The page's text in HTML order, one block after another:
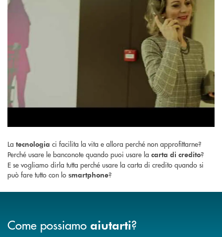
La tecnologia ci facilita la vita e allora perché non approfittarne?
Perché usare le banconote quando puoi usare la carta di credito?
E se vogliamo dirla tutta perché usare la carta di credito quando si
può fare tutto con lo smartphone?
Come possiamo aiutarti?